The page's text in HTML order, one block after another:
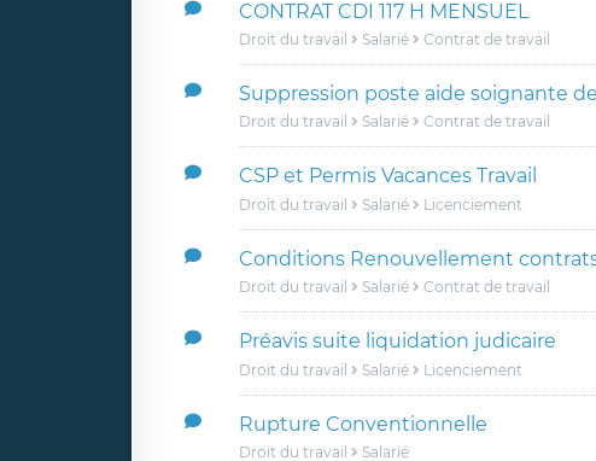
CONTRAT CDI 117 H MENSUEL
Droit du travail Salarié Contrat de travail
Suppression poste aide soignante
Droit du travail Salarié Contrat de travail
CSP et Permis Vacances Travail
Droit du travail Salarié Licenciement
Conditions Renouvellement
Droit du travail Salarié Contrat de travail
Préavis suite liquidation judicaire
Droit du travail Salarié Licenciement
Rupture Conventionnelle
Droit du travail Salarié